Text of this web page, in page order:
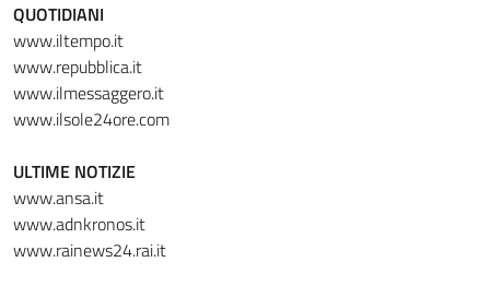
QUOTIDIANI
www.iltempo.it
www.repubblica.it
www.ilmessaggero.it
www.ilsole24ore.com
ULTIME NOTIZIE
www.ansa.it
www.adnkronos.it
www.rainews24.rai.it